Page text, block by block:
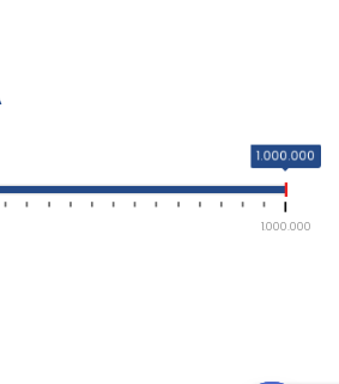
1.000.000
1.000.000